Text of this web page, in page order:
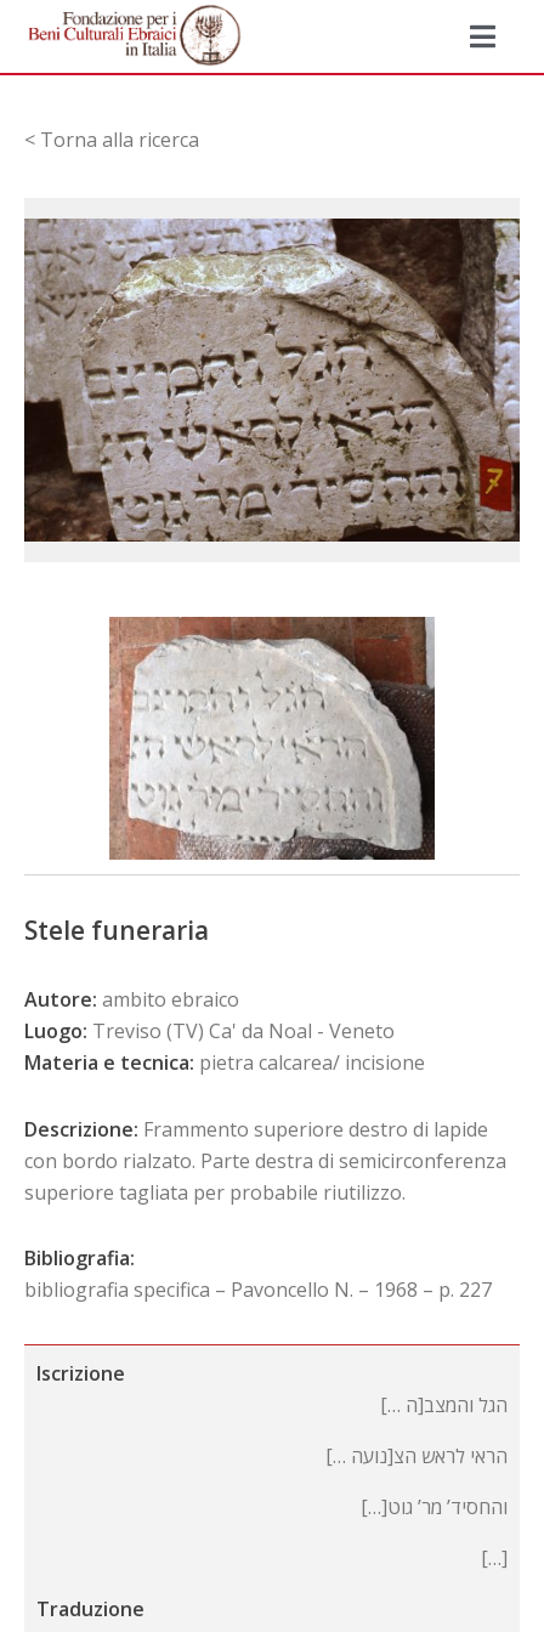
< Torna alla ricerca
Stele funeraria
Autore: ambito ebraico
Luogo: Treviso (TV) Ca' da Noal - Veneto
Materia e tecnica: pietra calcarea/ incisione
Descrizione: Frammento superiore destro di lapide
con bordo rialzato. Parte destra di semicirconferenza
superiore tagliata per probabile riutilizzo.
Bibliografia:
bibliografia specifica – Pavoncello N. – 1968 – p. 227
Iscrizione
[… הגל והמצב[ה
[… הראי לראש הצ[נועה
[…]והחסיד’ מר’ גוט
[…]
Traduzione